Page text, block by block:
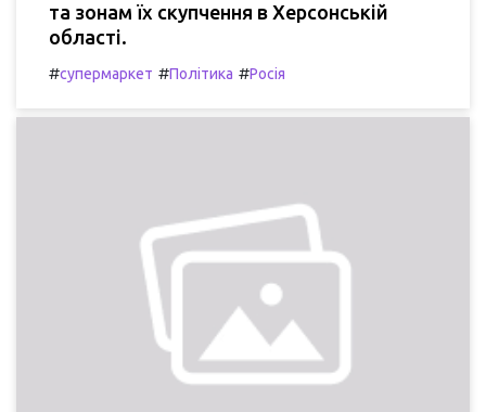
та зонам їх скупчення в Херсонській
області.
#супермаркет #Політика #Росія